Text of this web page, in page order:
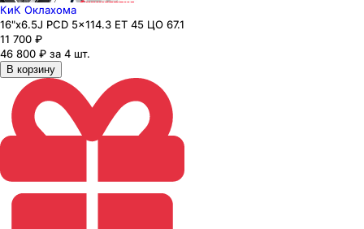
КиК Оклахома
16"x6.5J PCD 5x114.3 ЕТ 45 ЦО 67.1
11 700 ₽
46 800 ₽ за 4 шт.
В корзину